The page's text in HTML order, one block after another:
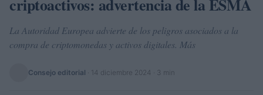
criptoactivos: advertencia de la ESMA
La Autoridad Europea advierte de los peligros asociados a la
compra de criptomonedas y activos digitales. Más
Consejo editorial 14 diciembre 2024 · 3 min